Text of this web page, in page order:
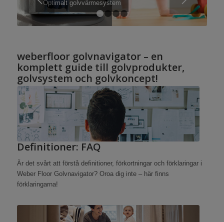
Optimalt golvvärmesystem
2 3 4
weberfloor golvnavigator – en
komplett guide till golvprodukter,
golvsystem och golvkoncept!
Definitioner: FAQ
Är det svårt att förstå definitioner, förkortningar och förklaringar i
Weber Floor Golvnavigator? Oroa dig inte – här finns
förklaringarna!